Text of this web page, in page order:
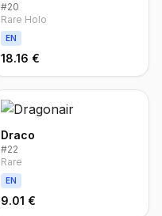
#20
Rare Holo
EN
18.16 €
Draco
#22
Rare
EN
9.01 €